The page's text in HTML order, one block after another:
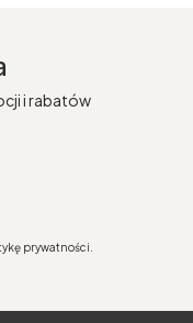
i rabatów
prywatności.